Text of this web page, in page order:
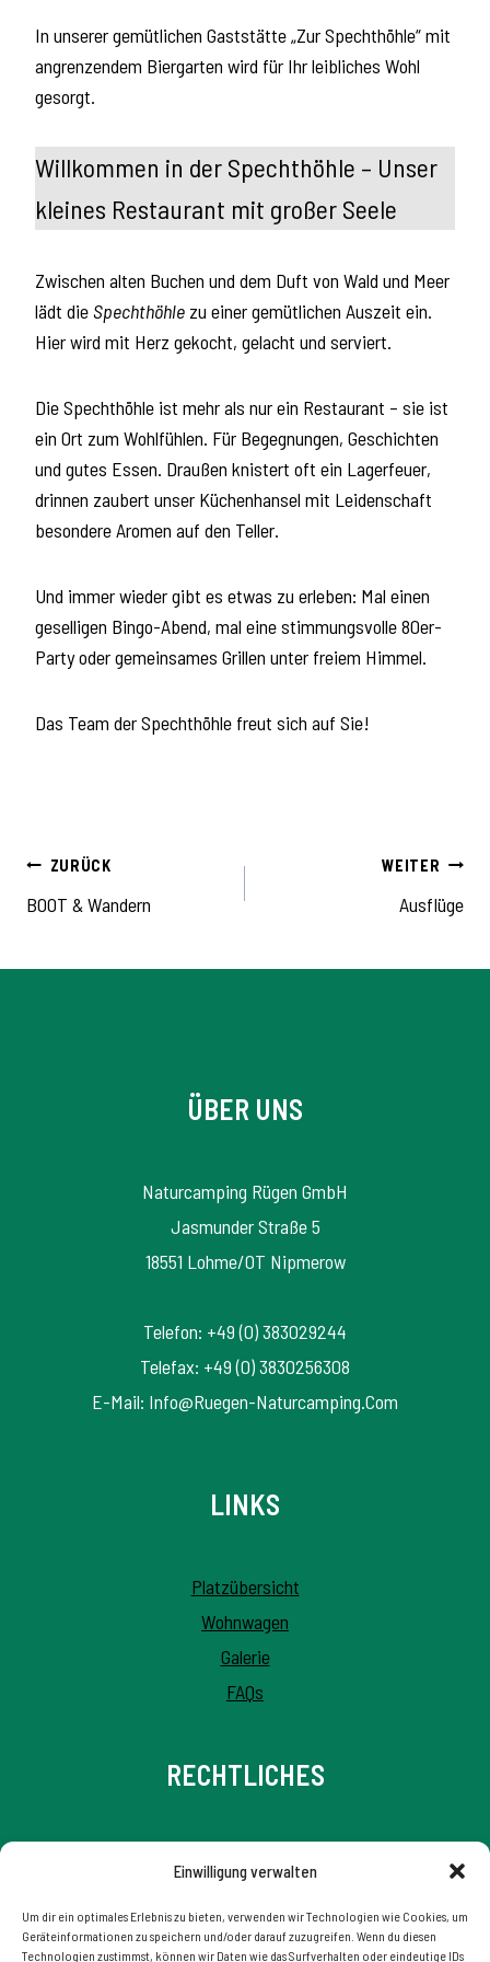
Einwilligung verwalten
Um dir ein optimales Erlebnis zu bieten, verwenden wir Technologien wie Cookies, um
Geräteinformationen zu speichern und/oder darauf zuzugreifen. Wenn du diesen
Technologien zustimmst, können wir Daten wie das Surfverhalten oder eindeutige IDs
In unserer gemütlichen Gaststätte „Zur Spechthöhle“ mit
angrenzendem Biergarten wird für Ihr leibliches Wohl
gesorgt.
Willkommen in der Spechthöhle – Unser
kleines Restaurant mit großer Seele
Zwischen alten Buchen und dem Duft von Wald und Meer
lädt dieSpechthöhle zu einer gemütlichen Auszeit ein.
Hier wird mit Herz gekocht, gelacht und serviert.
Die Spechthöhle ist mehr als nur ein Restaurant – sie ist
ein Ort zum Wohlfühlen. Für Begegnungen, Geschichten
und gutes Essen. Draußen knistert oft ein Lagerfeuer,
drinnen zaubert unser Küchenhansel mit Leidenschaft
besondere Aromen auf den Teller.
Und immer wieder gibt es etwas zu erleben: Mal einen
geselligen Bingo-Abend, mal eine stimmungsvolle 80er-
Party oder gemeinsames Grillen unter freiem Himmel.
Das Team der Spechthöhle freut sich auf Sie!
ZURÜCK
BOOT & Wandern
WEITER
Ausflüge
ÜBER UNS
Naturcamping Rügen GmbH
Jasmunder Straße 5
18551 Lohme/OT Nipmerow
Telefon: +49 (0) 383029244
Telefax: +49 (0) 3830256308
E-Mail: Info@ruegen-Naturcamping.com
LINKS
Platzübersicht
Wohnwagen
Galerie
FAQs
RECHTLICHES
Allgemeine Geschäftsbedingungen